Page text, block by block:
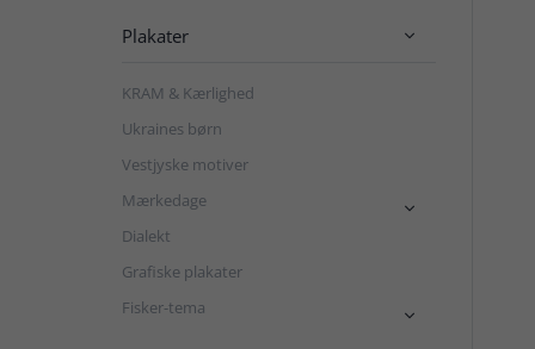
Plakater 
KRAM & Kærlighed
Ukraines børn
Vestjyske motiver
Mærkedage

Dialekt
Grafiske plakater
Fisker-tema
